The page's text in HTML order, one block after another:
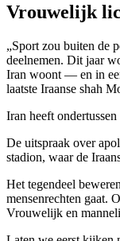
Vrouwelijk
„Sport zou buiten de
deelnemen. Dit jaar
Iran woont — en in
laatste Iraanse shah
Iran heeft
De uitspraak over
stadion, waar de
Het tegendeel
mensenrechten gaat.
Vrouwelijk en